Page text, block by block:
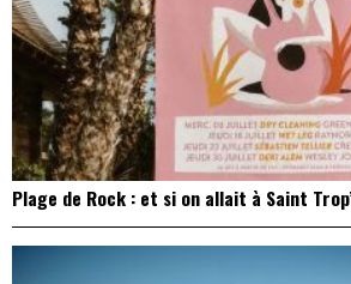
Plage de Rock : et si on allait à Saint